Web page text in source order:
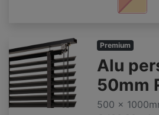
Premium
Alu
50mm
500 x